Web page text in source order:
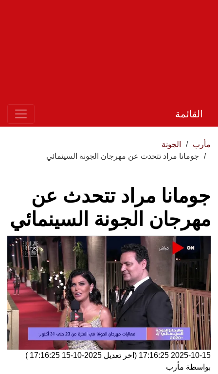
القائمة
مأرب
الجونة
جومانا مراد تتحدث عن مهرجان الجونة السينمائي
جومانا مراد تتحدث عن
مهرجان الجونة السينمائي
2025-10-15 17:16:25 (اخر تعديل 2025-10-15 17:16:25
)
بواسطة مأرب